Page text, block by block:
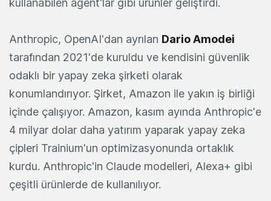
kullanabilen agent'lar gibi ürünler geliştirdi.
Anthropic, OpenAI'dan ayrılan Dario Amodei
tarafından 2021'de kuruldu ve kendisini güvenlik
odaklı bir yapay zeka şirketi olarak
konumlandırıyor. Şirket, Amazon ile yakın iş birliği
içinde çalışıyor. Amazon, kasım ayında Anthropic'e
4 milyar dolar daha yatırım yaparak yapay zeka
çipleri Trainium'un optimizasyonunda ortaklık
kurdu. Anthropic'in Claude modelleri, Alexa+ gibi
çeşitli ürünlerde de kullanılıyor.